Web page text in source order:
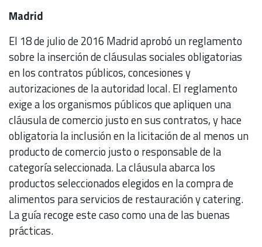
Madrid
El 18 de julio de 2016 Madrid aprobó un reglamento
sobre la inserción de cláusulas sociales obligatorias
en los contratos públicos, concesiones y
autorizaciones de la autoridad local. El reglamento
exige a los organismos públicos que apliquen una
cláusula de comercio justo en sus contratos, y hace
obligatoria la inclusión en la licitación de al menos un
producto de comercio justo o responsable de la
categoría seleccionada. La cláusula abarca los
productos seleccionados elegidos en la compra de
alimentos para servicios de restauración y catering.
La guía recoge este caso como una de las buenas
prácticas.